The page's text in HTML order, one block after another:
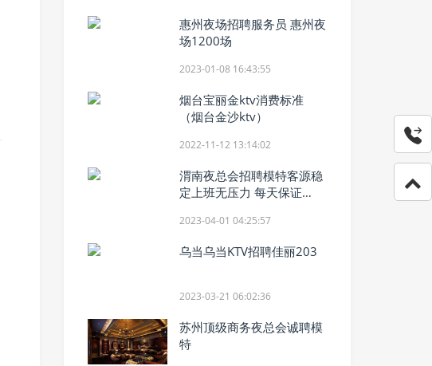
惠州夜场招聘服务员 惠州夜
场1200场
2023-01-08 16:43:55
烟台宝丽金ktv消费标准
（烟台金沙ktv）
2022-11-12 13:14:02
渭南夜总会招聘模特客源稳
定上班无压力 每天保证
2023-04-01 04:25:57
乌当乌当KTV招聘佳丽203
2023-03-21 06:02:36
苏州顶级商务夜总会诚聘模
特